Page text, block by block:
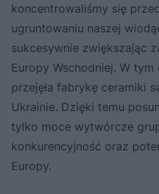
koncentrowaliśmy się
ugruntowaniu naszej
sukcesywnie zwiększając
Europy Wschodniej. W tym
przejęła fabrykę ceramiki
Ukrainie. Dzięki temu
tylko moce wytwórcze
konkurencyjność oraz
Europy.